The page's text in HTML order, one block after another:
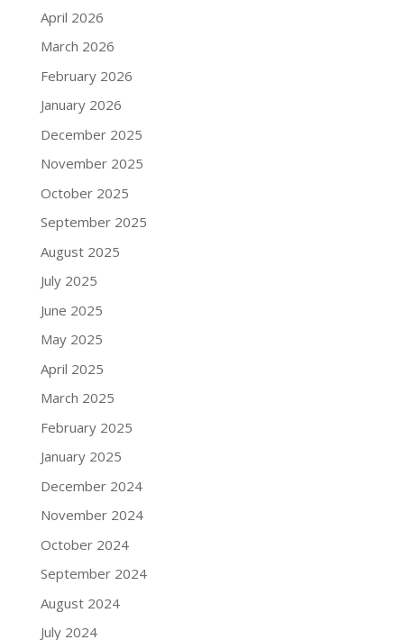
April 2026
March 2026
February 2026
January 2026
December 2025
November 2025
October 2025
September 2025
August 2025
July 2025
June 2025
May 2025
April 2025
March 2025
February 2025
January 2025
December 2024
November 2024
October 2024
September 2024
August 2024
July 2024